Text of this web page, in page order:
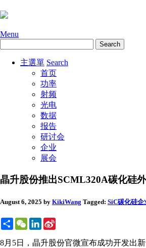
Menu
主選單 Search
首页
功率
射频
光电
数据
报告
研讨会
企业
展会
晶升股份推出SCML320A碳化硅
August 6, 2025 by KikiWang Tagged: SiC碳化硅企
ShareWeChatLinkedIn
8月5日，晶升股份官微宣布成功开发出